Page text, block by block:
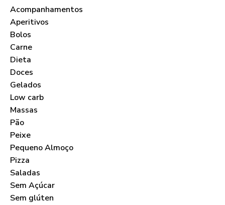
Acompanhamentos
Aperitivos
Bolos
Carne
Dieta
Doces
Gelados
Low carb
Massas
Pão
Peixe
Pequeno Almoço
Pizza
Saladas
Sem Açúcar
Sem glúten